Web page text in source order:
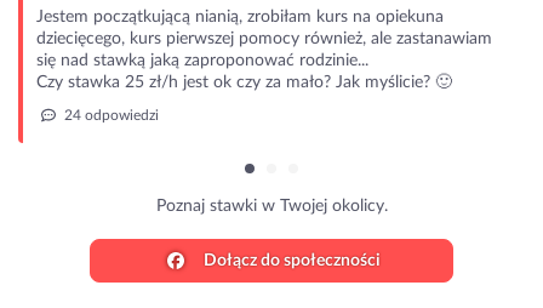
Jestem początkującą nianią, zrobiłam kurs na opiekuna
dziecięcego, kurs pierwszej pomocy również, ale zastanawiam
się nad stawką jaką zaproponować rodzinie...
Czy stawka 25 zł/h jest ok czy za mało? Jak myślicie? 🙂
24 odpowiedzi
Poznaj stawki w Twojej okolicy.
Dołącz do społeczności